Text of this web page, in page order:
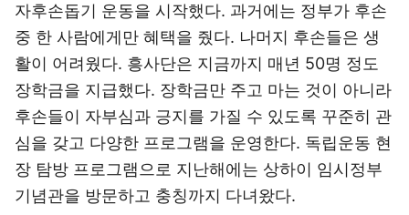
자후손돕기 운동을 시작했다. 과거에는 정부가 후손
중 한 사람에게만 혜택을 줬다. 나머지 후손들은 생
활이 어려웠다. 흥사단은 지금까지 매년 50명 정도
장학금을 지급했다. 장학금만 주고 마는 것이 아니라
후손들이 자부심과 긍지를 가질 수 있도록 꾸준히 관
심을 갖고 다양한 프로그램을 운영한다. 독립운동 현
장 탐방 프로그램으로 지난해에는 상하이 임시정부
기념관을 방문하고 충칭까지 다녀왔다.